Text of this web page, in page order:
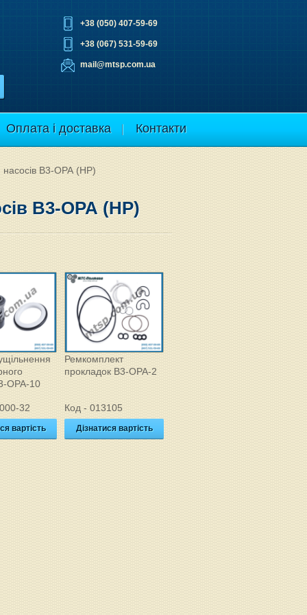
+38 (050) 407-59-69
+38 (067) 531-59-69
mail@mtsp.com.ua
Оплата і доставка Контакти
насосів В3-ОРА (НР)
В3-ОРА (НР)
ОРА-10
32
вартість
Ремкомплект
прокладок В3-ОРА-2
Код - 013105
Дізнатися вартість